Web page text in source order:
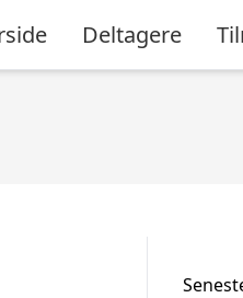
Deltagere